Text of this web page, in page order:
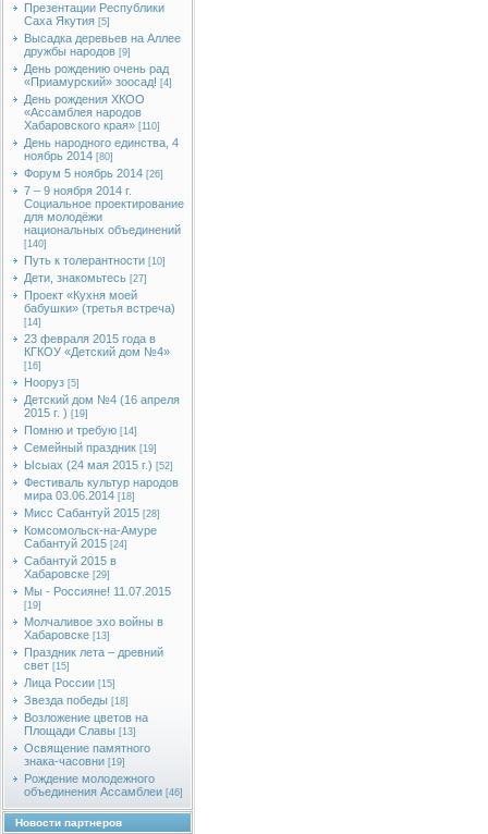
Презентации Республики
Саха Якутия [5]
Высадка деревьев на Аллее
дружбы народов [9]
День рождению очень рад
«Приамурский» зоосад! [4]
День рождения ХКОО
«Ассамблея народов
Хабаровского края» [110]
День народного единства, 4
ноябрь 2014 [80]
Форум 5 ноябрь 2014 [26]
7 – 9 ноября 2014 г.
Социальное проектирование
для молодёжи
национальных объединений
[140]
Путь к толерантности [10]
Дети, знакомьтесь [27]
Проект «Кухня моей
бабушки» (третья встреча)
[14]
23 февраля 2015 года в
КГКОУ «Детский дом №4»
[16]
Нооруз [5]
Детский дом №4 (16 апреля
2015 г. ) [19]
Помню и требую [14]
Семейный праздник [19]
Ысыах (24 мая 2015 г.) [52]
Фестиваль культур народов
мира 03.06.2014 [18]
Мисс Сабантуй 2015 [28]
Комсомольск-на-Амуре
Сабантуй 2015 [24]
Сабантуй 2015 в
Хабаровске [29]
Мы - Россияне! 11.07.2015
[19]
Молчаливое эхо войны в
Хабаровске [13]
Праздник лета – древний
свет [15]
Лица России [15]
Звезда победы [18]
Возложение цветов на
Площади Славы [13]
Освящение памятного
знака-часовни [19]
Рождение молодежного
объединения Ассамблеи [46]
Новости партнеров